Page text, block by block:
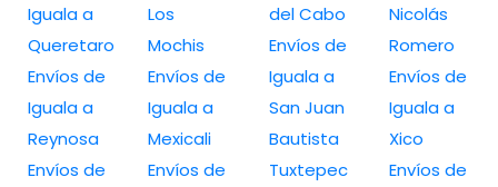
Iguala a
Queretaro
Envíos de
Iguala a
Reynosa
Envíos de
Los
Mochis
Envíos de
Iguala a
Mexicali
Envíos de
del Cabo
Envíos de
Iguala a
San Juan
Bautista
Tuxtepec
Nicolás
Romero
Envíos de
Iguala a
Xico
Envíos de